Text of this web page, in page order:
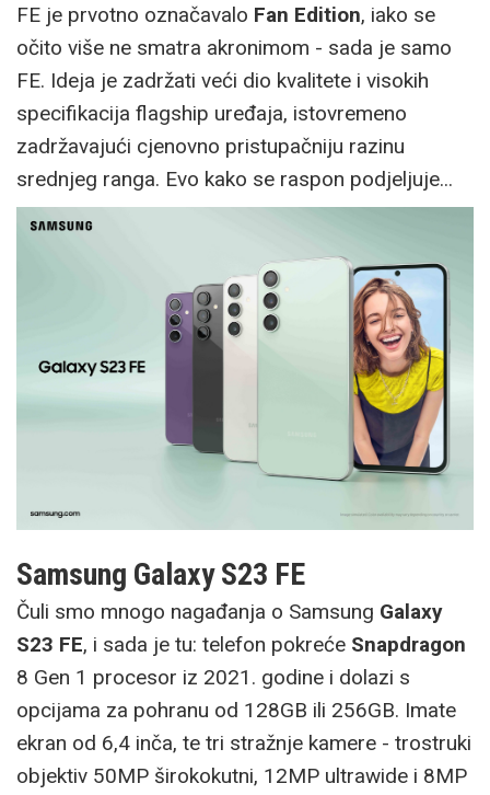
FE je prvotno označavalo Fan Edition, iako se
očito više ne smatra akronimom - sada je samo
FE. Ideja je zadržati veći dio kvalitete i visokih
specifikacija flagship uređaja, istovremeno
zadržavajući cjenovno pristupačniju razinu
srednjeg ranga. Evo kako se raspon podjeljuje...
Samsung Galaxy S23 FE
Čuli smo mnogo nagađanja o Samsung Galaxy
S23 FE, i sada je tu: telefon pokreće Snapdragon
8 Gen 1 procesor iz 2021. godine i dolazi s
opcijama za pohranu od 128GB ili 256GB. Imate
ekran od 6,4 inča, te tri stražnje kamere - trostruki
objektiv 50MP širokokutni, 12MP ultrawide i 8MP